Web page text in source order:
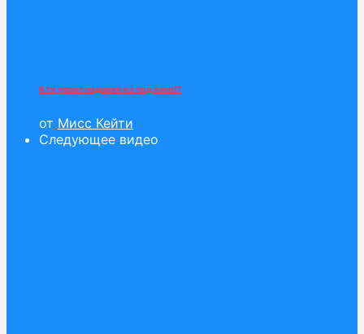
Кто украл подарки из под ёлки!?
от Мисс Кейти
Следующее видео